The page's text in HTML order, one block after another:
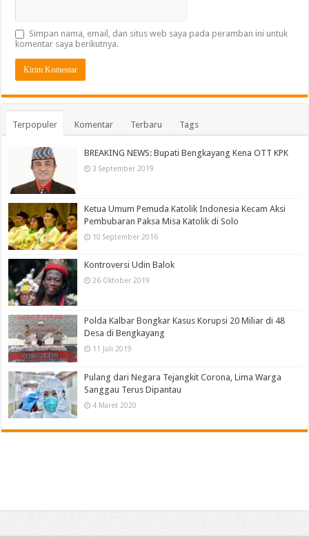
Simpan nama, email, dan situs web saya pada peramban ini untuk
komentar saya berikutnya.
Terpopuler Komentar Terbaru Tags
BREAKING NEWS: Bupati Bengkayang Kena OTT KPK
3 September 2019
Ketua Umum Pemuda Katolik Indonesia Kecam Aksi
Pembubaran Paksa Misa Katolik di Solo
10 September 2016
Kontroversi Udin Balok
26 Oktober 2019
Polda Kalbar Bongkar Kasus Korupsi 20 Miliar di 48
Desa di Bengkayang
11 Juli 2019
Pulang dari Negara Tejangkit Corona, Lima Warga
Sanggau Terus Dipantau
4 Maret 2020